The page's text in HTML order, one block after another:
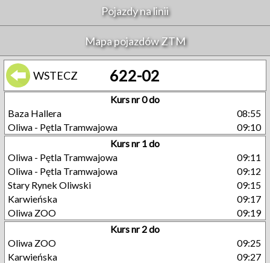
Pojazdy na linii
Mapa pojazdów ZTM
WSTECZ 622-02
Kurs nr 0 do
Baza Hallera
08:55
Oliwa - Pętla Tramwajowa
09:10
Kurs nr 1 do
Oliwa - Pętla Tramwajowa
09:11
Oliwa - Pętla Tramwajowa
09:12
Stary Rynek Oliwski
09:15
Karwieńska
09:17
Oliwa ZOO
09:19
Kurs nr 2 do
Oliwa ZOO
09:25
Karwieńska
09:27